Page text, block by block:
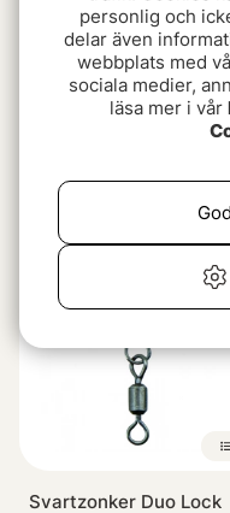
99 kr
Svartzonker Duo Lock
personlig och
delar även
webbplats med
sociala medier,
läsa mer i vår